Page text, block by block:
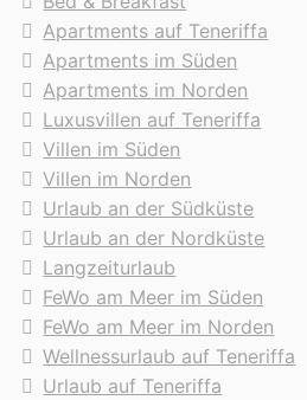
Apartments auf Teneriffa
Apartments im Süden
Apartments im Norden
Luxusvillen auf Teneriffa
Villen im Süden
Villen im Norden
Urlaub an der Südküste
Urlaub an der Nordküste
Langzeiturlaub
FeWo am Meer im Süden
FeWo am Meer im Norden
Wellnessurlaub auf Teneriffa
Urlaub auf Teneriffa